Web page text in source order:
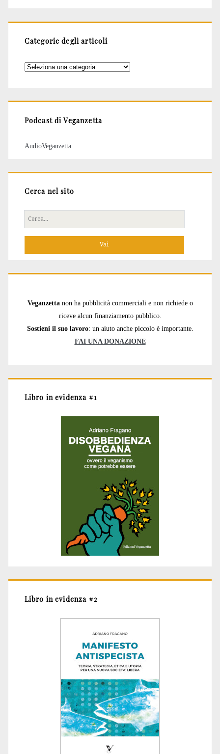
Categorie degli articoli
Categorie
Podcast di Veganzetta
AudioVeganzetta
Cerca nel sito
Cerca
per:
Veganzetta non ha pubblicità commerciali e non richiede o
riceve alcun finanziamento pubblico.
Sostieni il suo lavoro: un aiuto anche piccolo è importante.
FAI UNA DONAZIONE
Libro in evidenza #1
Libro in evidenza #2